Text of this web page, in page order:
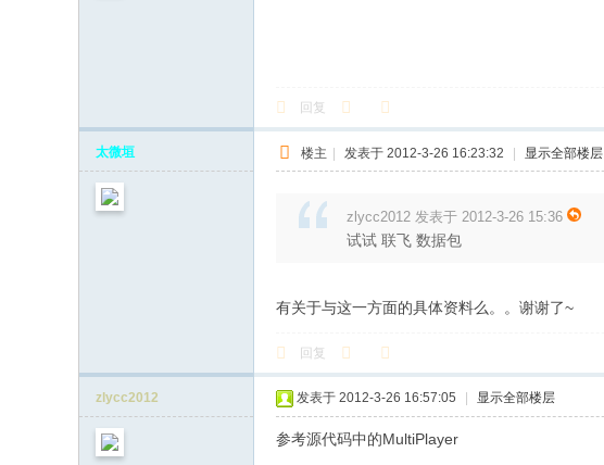
回复
太微垣 楼主 | 发表于 2012-3-26 16:23:32 | 显示全部楼层
zlycc2012 发表于 2012-3-26 15:36
试试 联飞 数据包
有关于与这一方面的具体资料么。。谢谢了~
回复
zlycc2012 发表于 2012-3-26 16:57:05 显示全部楼层
参考源代码中的MultiPlayer